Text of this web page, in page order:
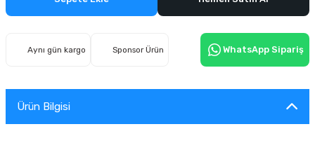
Aynı gün kargo Sponsor Ürün WhatsApp Sipariş
Ürün Bilgisi